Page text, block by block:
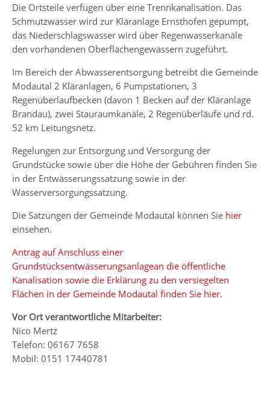
Die Ortsteile verfügen über eine Trennkanalisation. Das
Schmutzwasser wird zur Kläranlage Ernsthofen gepumpt,
das Niederschlagswasser wird über Regenwasserkanäle
den vorhandenen Oberflächengewässern zugeführt.
Im Bereich der Abwasserentsorgung betreibt die Gemeinde
Modautal 2 Kläranlagen, 6 Pumpstationen, 3
Regenüberlaufbecken (davon 1 Becken auf der Kläranlage
Brandau), zwei Stauraumkanäle, 2 Regenüberläufe und rd.
52 km Leitungsnetz.
Regelungen zur Entsorgung und Versorgung der
Grundstücke sowie über die Höhe der Gebühren finden Sie
in der Entwässerungssatzung sowie in der
Wasserversorgungssatzung.
Die Satzungen der Gemeinde Modautal können Sie hier
einsehen.
Antrag auf Anschluss einer
Grundstücksentwässerungsanlagean die öffentliche
Kanalisation sowie die Erklärung zu den versiegelten
Flächen in der Gemeinde Modautal finden Sie hier.
Vor Ort verantwortliche Mitarbeiter:
Nico Mertz
Telefon: 06167 7658
Mobil: 0151 17440781